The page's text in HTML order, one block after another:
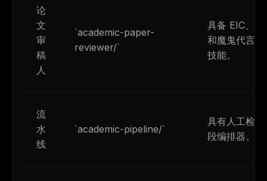
论
文
审
稿
人
`academic-paper-
reviewer/`
具备 EIC、
和魔鬼代言
技能。
流
水
线
`academic-pipeline/`
具有人工检
段编排器。